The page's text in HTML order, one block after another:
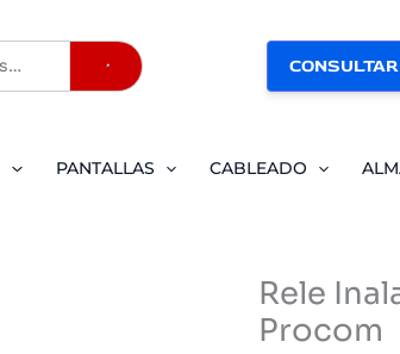
Buscar
PANTALLAS CABLEADO
Rele
Procom